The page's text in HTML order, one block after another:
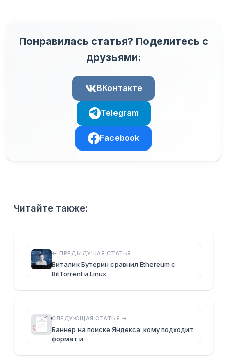
Понравилась статья? Поделитесь с
друзьями:
ВКонтакте
Telegram
Facebook
Читайте также:
← ПРЕДЫДУЩАЯ СТАТЬЯ
Виталик Бутерин сравнил Ethereum с
BitTorrent и Linux
СЛЕДУЮЩАЯ СТАТЬЯ →
Баннер на поиске Яндекса: кому подходит
формат и…